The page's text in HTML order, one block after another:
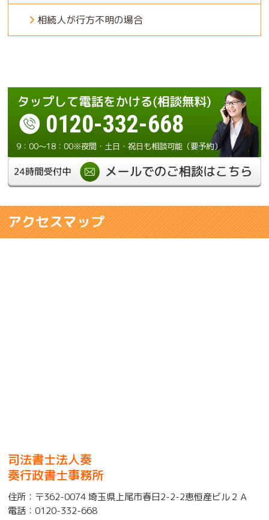
相続人が行方不明の場合
0120-332-668
9：00～18：00※夜間・土日・祝日も相談可能（要予約）
アクセスマップ
司法書士法人奏
奏行政書士事務所
住所： 〒362-0074 埼玉県上尾市春日2-2-2恵恒産ビル２Ａ
電話：0120-332-668